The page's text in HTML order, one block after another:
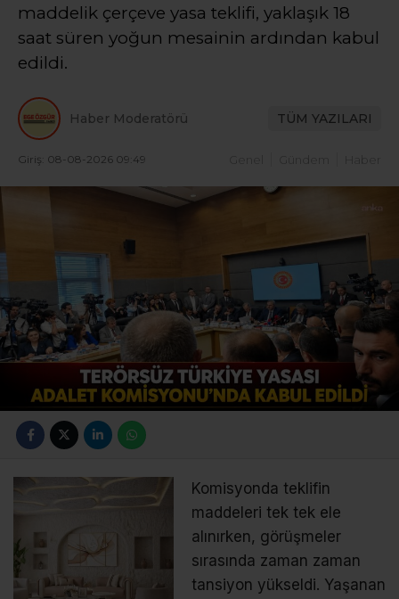
maddelik çerçeve yasa teklifi, yaklaşık 18
saat süren yoğun mesainin ardından kabul
edildi.
Haber Moderatörü TÜM YAZILARI
Giriş: 08-08-2026 09:49 Gündem Haber
Komisyonda teklifin
maddeleri tek tek ele
alınırken, görüşmeler
sırasında zaman zaman
tansiyon yükseldi. Yaşanan